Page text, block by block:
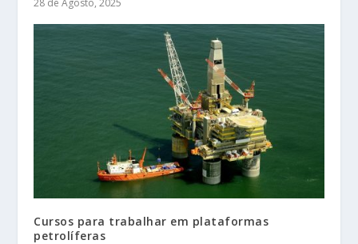
Cursos para trabalhar em plataformas
petrolíferas